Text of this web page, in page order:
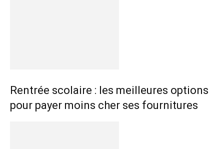
Rentrée scolaire : les meilleures options
pour payer moins cher ses fournitures